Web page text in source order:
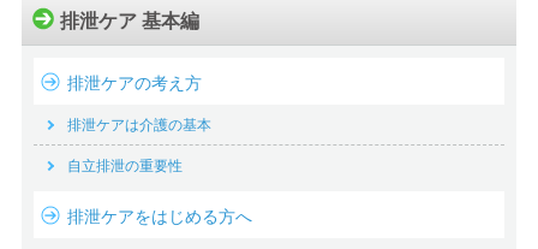
排泄ケア 基本編
排泄ケアの考え方
排泄ケアは介護の基本
自立排泄の重要性
排泄ケアをはじめる方へ